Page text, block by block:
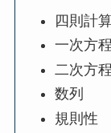
四則計
一次方
二次方
数列
規則性